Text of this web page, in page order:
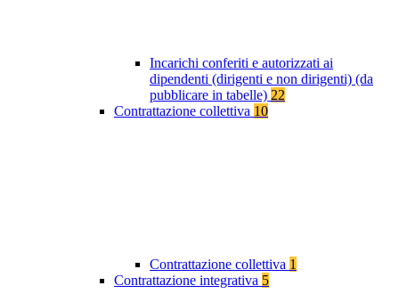
Incarichi conferiti e autorizzati ai
dipendenti (dirigenti e non dirigenti) (da
pubblicare in tabelle) 22
Contrattazione collettiva 10
Contrattazione collettiva 1
Contrattazione integrativa 5